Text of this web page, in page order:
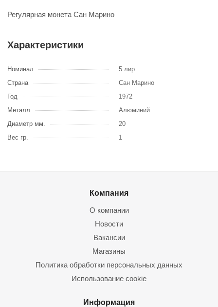
Регулярная монета Сан Марино
Характеристики
Номинал
5 лир
Страна
Сан Марино
Год
1972
Металл
Алюминий
Диаметр мм.
20
Вес гр.
1
Компания
О компании
Новости
Вакансии
Магазины
Политика обработки персональных данных
Использование cookie
Информация